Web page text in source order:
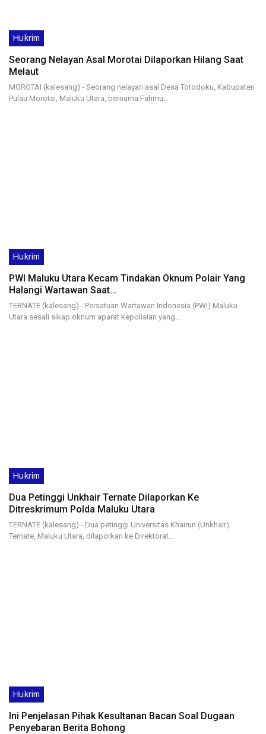
Hukrim
Seorang Nelayan Asal Morotai Dilaporkan Hilang Saat
Melaut
MOROTAI (kalesang) - Seorang nelayan asal Desa Totodoku, Kabupaten
Pulau Morotai, Maluku Utara, bernama Fahmu…
Hukrim
PWI Maluku Utara Kecam Tindakan Oknum Polair Yang
Halangi Wartawan Saat…
TERNATE (kalesang) - Persatuan Wartawan Indonesia (PWI) Maluku
Utara sesali sikap oknum aparat kepolisian yang…
Hukrim
Dua Petinggi Unkhair Ternate Dilaporkan Ke
Ditreskrimum Polda Maluku Utara
TERNATE (kalesang) - Dua petinggi Universitas Khairun (Unkhair)
Ternate, Maluku Utara, dilaporkan ke Direktorat…
Hukrim
Ini Penjelasan Pihak Kesultanan Bacan Soal Dugaan
Penyebaran Berita Bohong